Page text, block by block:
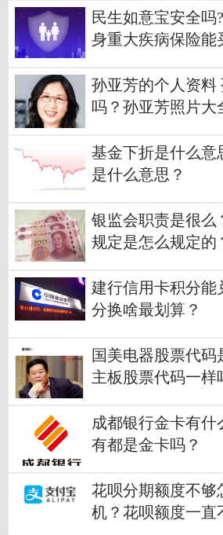
民生如意宝安全吗
身重大疾病保险能
孙亚芳的个人资料
吗？孙亚芳照片大
基金下折是什么意
是什么意思？
银监会职责是很么
规定是怎么规定的
建行信用卡积分能
分换啥最划算？
国美电器股票代码
主板股票代码一样
成都银行金卡有什
有都是金卡吗？
花呗分期额度不够
机？花呗额度一直